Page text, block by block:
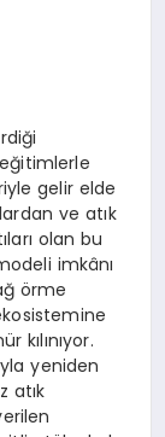
gelir elde
ve atık
olan bu
imkânı
örme
kılınıyor.
yeniden
atık